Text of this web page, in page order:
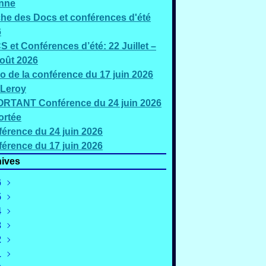
des Docs et conférences d'été
et Conférences d’été: 22 Juillet –
2026
de la conférence du 17 juin 2026
Conférence du 24 juin 2026
du 24 juin 2026
du 17 juin 2026
(2)